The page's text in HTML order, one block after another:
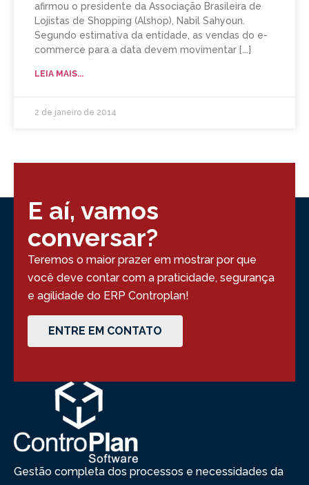
afirmou o presidente da Associação Brasileira de
Lojistas de Shopping (Alshop), Nabil Sahyoun.
Segundo estimativa da entidade, as vendas do e-
commerce para a data devem movimentar
LEIA MAIS...
2 de janeiro de 2014
E aí, vamos
conversar?
Teremos o maior prazer em mostrar por que
você deve contar com a praticidade, segurança
e agilidade do ERP Controplan!
ENTRE EM CONTATO
Gestão completa dos processos e necessidades da